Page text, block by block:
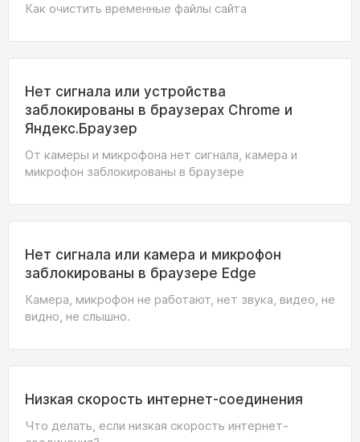
Как очистить временные файлы сайта
Нет сигнала или устройства
заблокированы в браузерах Chrome и
Яндекс.Браузер
От камеры и микрофона нет сигнала, камера и
микрофон заблокированы в браузере
Нет сигнала или камера и микрофон
заблокированы в браузере Edge
Камера, микрофон не работают, нет звука, видео, не
видно, не слышно.
Низкая скорость интернет-соединения
Что делать, если низкая скорость интернет-